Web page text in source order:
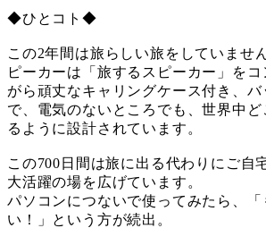
◆ひとコト◆
この2年間は旅らしい旅をしていませ
ピーカーは「旅するスピーカー」を
がら頑丈なキャリングケース付き、
で、電気のないところでも、世界中
るように設計されています。
この700日間は旅に出る代わりにご自
大活躍の場を広げています。
パソコンにつないで使ってみたら、「
い！」という方が続出。